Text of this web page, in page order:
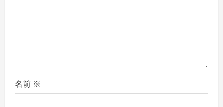
名前 ※